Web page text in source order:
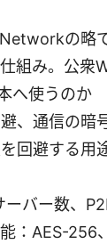
の略
組み。公衆
へ使うのか
、通信の暗
回避する用
ーバー数、
：AES-256